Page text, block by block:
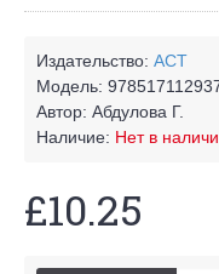
Издательство: АСТ
Модель:
Автор: Абдулова Г.
Наличие: Нет в
£10.25